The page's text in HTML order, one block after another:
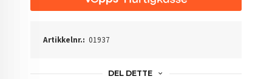
Artikkelnr.: 01937
DEL DETTE